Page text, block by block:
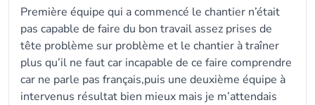
Première équipe qui a commencé le chantier n’était
pas capable de faire du bon travail assez prises de
tête problème sur problème et le chantier à traîner
plus qu’il ne faut car incapable de ce faire comprendre
car ne parle pas français,puis une deuxième équipe à
intervenus résultat bien mieux mais je m’attendais